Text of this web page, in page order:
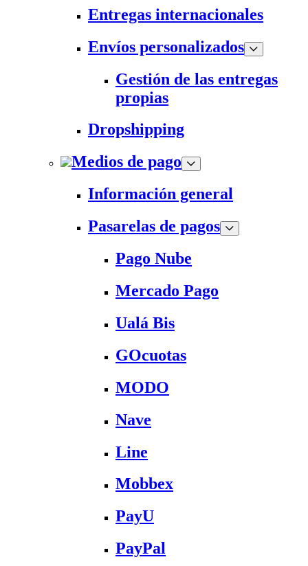
Entregas internacionales
Envíos personalizados
Gestión de las entregas
propias
Dropshipping
Medios de pago
Información general
Pasarelas de pagos
Pago Nube
Mercado Pago
Ualá Bis
GOcuotas
MODO
Nave
Line
Mobbex
PayU
PayPal